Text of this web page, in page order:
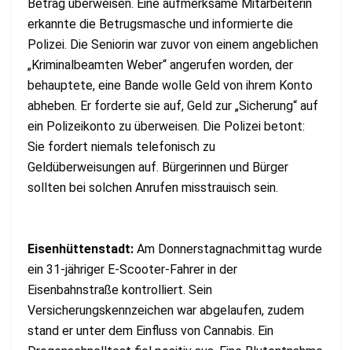
Betrag überweisen. Eine aufmerksame Mitarbeiterin
erkannte die Betrugsmasche und informierte die
Polizei. Die Seniorin war zuvor von einem angeblichen
„Kriminalbeamten Weber“ angerufen worden, der
behauptete, eine Bande wolle Geld von ihrem Konto
abheben. Er forderte sie auf, Geld zur „Sicherung“ auf
ein Polizeikonto zu überweisen. Die Polizei betont:
Sie fordert niemals telefonisch zu
Geldüberweisungen auf. Bürgerinnen und Bürger
sollten bei solchen Anrufen misstrauisch sein.
Eisenhüttenstadt: Am Donnerstagnachmittag wurde
ein 31-jähriger E-Scooter-Fahrer in der
Eisenbahnstraße kontrolliert. Sein
Versicherungskennzeichen war abgelaufen, zudem
stand er unter dem Einfluss von Cannabis. Ein